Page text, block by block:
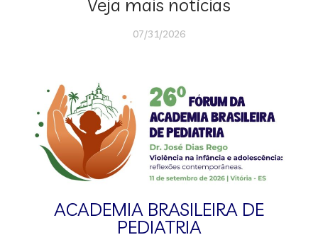
Veja mais notícias
07/31/2026
ACADEMIA BRASILEIRA DE
PEDIATRIA